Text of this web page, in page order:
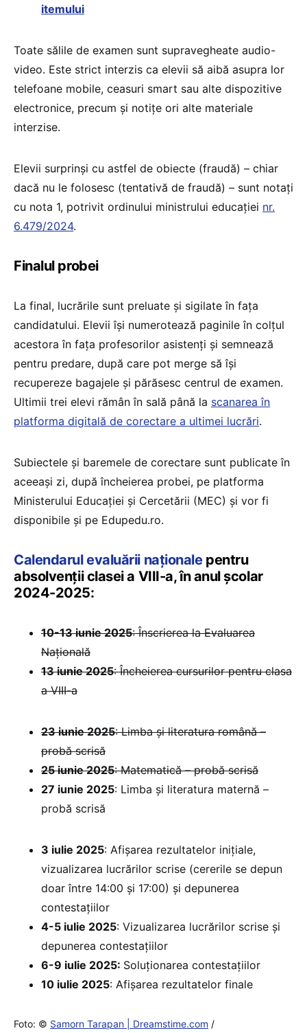
itemului
Toate sălile de examen sunt supravegheate audio-
video. Este strict interzis ca elevii să aibă asupra lor
telefoane mobile, ceasuri smart sau alte dispozitive
electronice, precum și notițe ori alte materiale
interzise.
Elevii surprinși cu astfel de obiecte (fraudă) – chiar
dacă nu le folosesc (tentativă de fraudă) – sunt notați
cu nota 1, potrivit ordinului ministrului educației nr.
6.479/2024.
Finalul probei
La final, lucrările sunt preluate și sigilate în fața
candidatului. Elevii își numerotează paginile în colțul
acestora în fața profesorilor asistenți și semnează
pentru predare, după care pot merge să își
recupereze bagajele și părăsesc centrul de examen.
Ultimii trei elevi rămân în sală până la scanarea în
platforma digitală de corectare a ultimei lucrări.
Subiectele și baremele de corectare sunt publicate în
aceeași zi, după încheierea probei, pe platforma
Ministerului Educației și Cercetării (MEC) și vor fi
disponibile și pe Edupedu.ro.
Calendarul evaluării naționalepentru
absolvenții clasei a VIII-a, în anul școlar
2024-2025:
10-13 iunie 2025: Înscrierea la Evaluarea
Națională
13 iunie 2025: Încheierea cursurilor pentru clasa
a VIII-a
23 iunie 2025: Limba și literatura română –
probă scrisă
25 iunie 2025: Matematică – probă scrisă
27 iunie 2025: Limba și literatura maternă –
probă scrisă
3 iulie 2025: Afișarea rezultatelor inițiale,
vizualizarea lucrărilor scrise (cererile se depun
doar între 14:00 și 17:00) și depunerea
contestațiilor
4-5 iulie 2025: Vizualizarea lucrărilor scrise și
depunerea contestațiilor
6-9 iulie 2025: Soluționarea contestațiilor
10 iulie 2025: Afișarea rezultatelor finale
Foto: © Samorn Tarapan | Dreamstime.com /